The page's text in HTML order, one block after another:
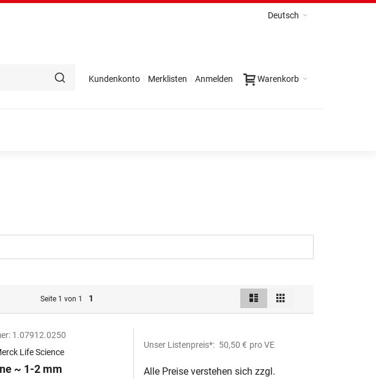
Deutsch
Warenkorb
Kundenkonto Merklisten Anmelden
Seite 1 von 1 1 Ansicht
1.07912.0250
Life Science
~ 1-2 mm
Unser Listenpreis*: 50,50 € pro VE
Alle Preise verstehen sich zzgl.